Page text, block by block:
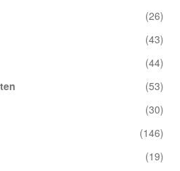
(26)
(43)
(44)
(53)
(30)
(146)
(19)